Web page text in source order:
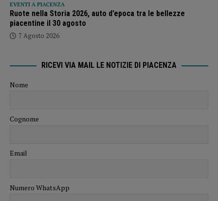
EVENTI A PIACENZA
Ruote nella Storia 2026, auto d’epoca tra le bellezze
piacentine il 30 agosto
7 Agosto 2026
RICEVI VIA MAIL LE NOTIZIE DI PIACENZA
Nome
Cognome
Email
Numero WhatsApp